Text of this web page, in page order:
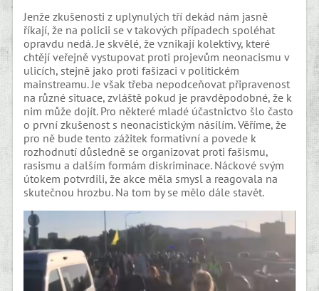
Jenže zkušenosti z uplynulých tří dekád nám jasně
říkají, že na policii se v takových případech spoléhat
opravdu nedá. Je skvělé, že vznikají kolektivy, které
chtějí veřejně vystupovat proti projevům neonacismu v
ulicích, stejně jako proti fašizaci v politickém
mainstreamu. Je však třeba nepodceňovat připravenost
na různé situace, zvláště pokud je pravděpodobné, že k
nim může dojít. Pro některé mladé účastnictvo šlo často
o první zkušenost s neonacistickým násilím. Věříme, že
pro ně bude tento zážitek formativní a povede k
rozhodnutí důsledně se organizovat proti fašismu,
rasismu a dalším formám diskriminace. Náckové svým
útokem potvrdili, že akce měla smysl a reagovala na
skutečnou hrozbu. Na tom by se mělo dále stavět.